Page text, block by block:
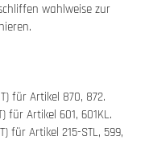
wahlweise zur
für Artikel 870, 872.
für Artikel 601, 601KL.
für Artikel 215-STL, 599,